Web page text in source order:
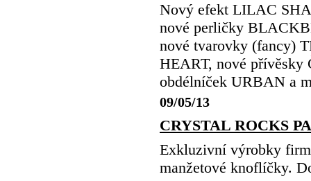
Nový efekt LILAC
nové perličky
nové tvarovky (fancy)
HEART, nové
obdélníček URBAN a
09/05/13
CRYSTAL ROCKS
Exkluzivní výrobky
manžetové knoflíčky.